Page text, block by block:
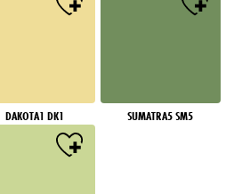
DAKOTA1 DK1 SUMATRA5 SM5